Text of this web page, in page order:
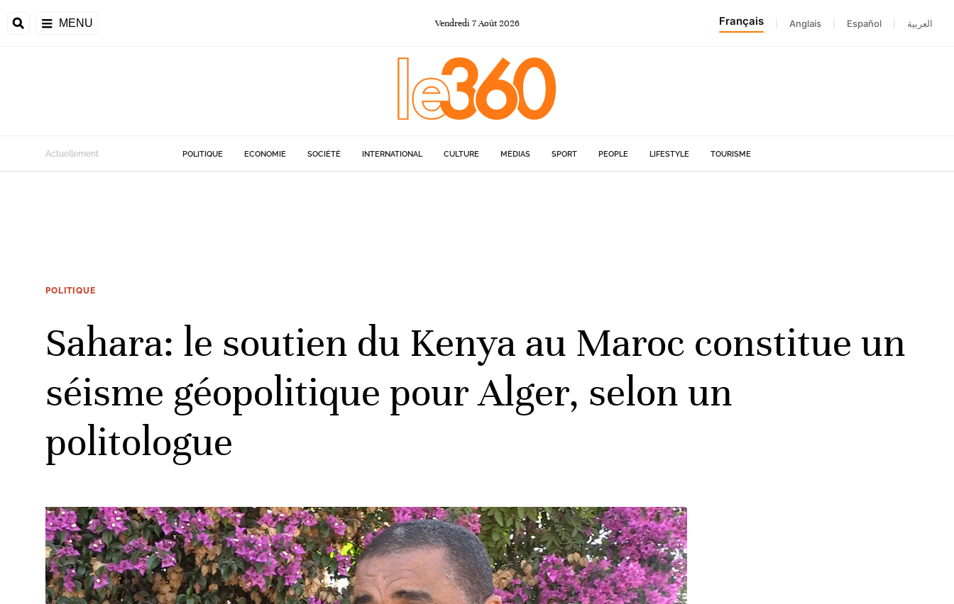
MENU Vendredi 7Août 2026 Français Anglais Español العربية
Actuellement POLITIQUE ECONOMIE SOCIÉTÉ INTERNATIONAL CULTURE MÉDIAS SPORT PEOPLE LIFESTYLE TOURISME
POLITIQUE
Sahara: le soutien du Kenya au Maroc constitue un
séisme géopolitique pour Alger, selon un
politologue